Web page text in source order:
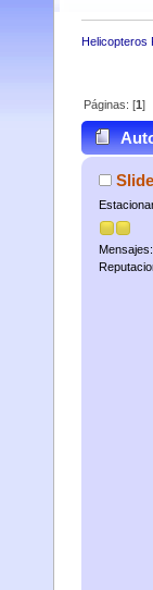
Helicopteros
Páginas: [1]